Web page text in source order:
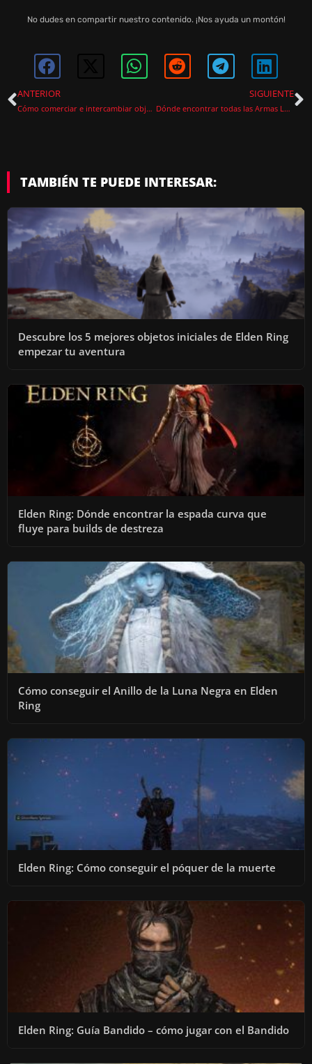
No dudes en compartir nuestro contenido. ¡Nos ayuda un montón!
ANTERIOR
Cómo comerciar e intercambiar objetos en Elden Ring
SIGUIENTE
Dónde encontrar todas las Armas Legendarias de Elden Ring (2024)
TAMBIÉN TE PUEDE INTERESAR:
Descubre los 5 mejores objetos iniciales de Elden Ring
empezar tu aventura
Elden Ring: Dónde encontrar la espada curva que
fluye para builds de destreza
Cómo conseguir el Anillo de la Luna Negra en Elden
Ring
Elden Ring: Cómo conseguir el póquer de la muerte
Elden Ring: Guía Bandido – cómo jugar con el Bandido